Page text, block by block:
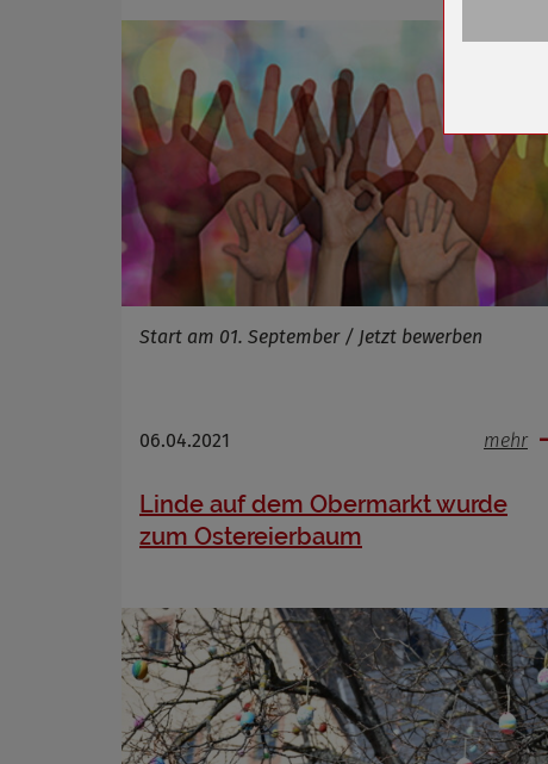
Start am 01. September / Jetzt bewerben
06.04.2021 mehr
Linde auf dem Obermarkt wurde
zum Ostereierbaum
Name
Anbieter
Zweck
Anbieter